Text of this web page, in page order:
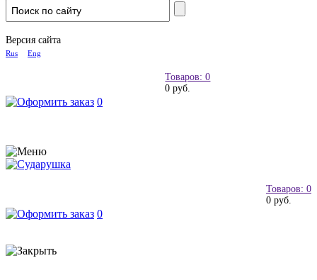
Версия сайта
Rus Eng
Товаров: 0
0 руб.
0
Товаров: 0
0 руб.
0